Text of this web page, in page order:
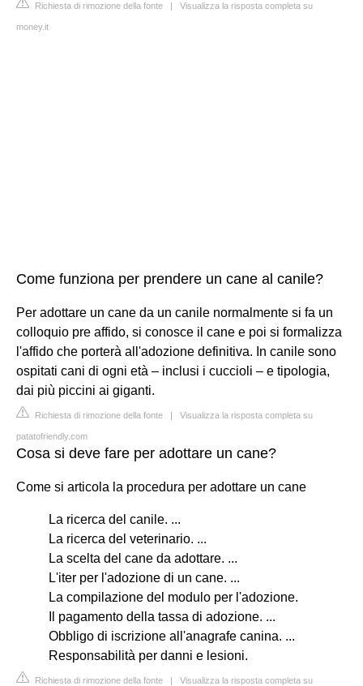
Richiesta di rimozione della fonte | Visualizza la risposta completa su
money.it
Come funziona per prendere un cane al canile?
Per adottare un cane da un canile normalmente si fa un
colloquio pre affido, si conosce il cane e poi si formalizza
l'affido che porterà all'adozione definitiva. In canile sono
ospitati cani di ogni età – inclusi i cuccioli – e tipologia,
dai più piccini ai giganti.
Richiesta di rimozione della fonte | Visualizza la risposta completa su
patatofriendly.com
Cosa si deve fare per adottare un cane?
Come si articola la procedura per adottare un cane
La ricerca del canile. ...
La ricerca del veterinario. ...
La scelta del cane da adottare. ...
L'iter per l'adozione di un cane. ...
La compilazione del modulo per l'adozione.
Il pagamento della tassa di adozione. ...
Obbligo di iscrizione all'anagrafe canina. ...
Responsabilità per danni e lesioni.
Richiesta di rimozione della fonte | Visualizza la risposta completa su